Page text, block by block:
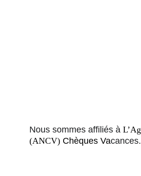
Nous sommes affiliés à
(ANCV) Chèques Vacances.